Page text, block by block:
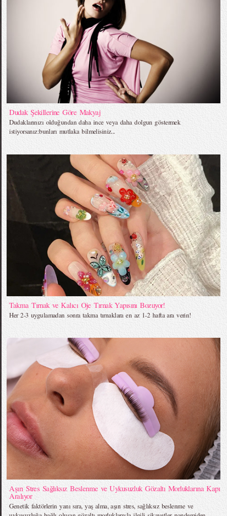
Dudak Şekillerine Göre Makyaj
Dudaklarınızı olduğundan daha ince veya daha dolgun göstermek
istiyorsanız:bunları mutlaka bilmelisiniz...
Takma Tırnak ve Kalıcı Oje Tırnak Yapısını Bozuyor!
Her 2-3 uygulamadan sonra takma tırnaklara en az 1-2 hafta ara verin!
Aşırı Stres Sağlıksız Beslenme ve Uykusuzluk Gözaltı Morluklarına Kapı
Aralıyor
Genetik faktörlerin yanı sıra, yaş alma, aşırı stres, sağlıksız beslenme ve